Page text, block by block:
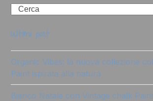
Search
ultimi post
Organic Vibes: la nuova collezione
Paint ispirata alla natura
Bianco Natale con Vintage chalk Paint